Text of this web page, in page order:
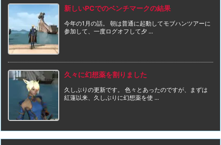
新しいPCでのベンチマークの結果
今年の1月の話。 朝は普通に起動してモブハンツアーに
参加して、一度ログオフして夕 ...
久々に幻想薬を割りました
久しぶりの更新です。 色々とあったのですが、まずは
紅蓮以来、久しぶりに幻想薬を使 ...